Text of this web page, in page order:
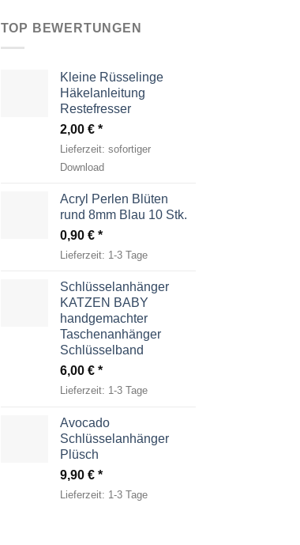
TOP BEWERTUNGEN
Kleine Rüsselinge
Häkelanleitung
Restefresser
2,00 €
Lieferzeit: sofortiger
Download
Acryl Perlen Blüten
rund 8mm Blau 10 Stk.
0,90 €
Lieferzeit: 1-3 Tage
Schlüsselanhänger
KATZEN BABY
handgemachter
Taschenanhänger
Schlüsselband
6,00 €
Lieferzeit: 1-3 Tage
Avocado
Schlüsselanhänger
Plüsch
9,90 €
Lieferzeit: 1-3 Tage